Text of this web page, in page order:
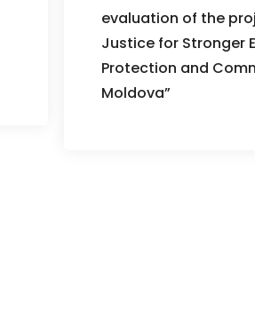
evaluation of the
Justice for Stronger
Protection and
Moldova”